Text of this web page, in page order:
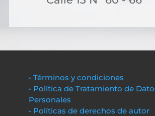
• Términos y condiciones
• Política de Tratamiento de
Personales
• Políticas de derechos de autor